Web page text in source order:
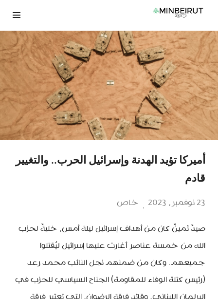
انتقل
المحتوى
أميركا تؤيد الهدنة وإسرائيل الحرب.. والتغيير
قادم
23 نوفمبر، 2023 خاص
صيدٌ ثمينٌ كان من أهداف إسرائيل ليلة أمس، خليةٌ لحزب
الله من خمسة عناصر أغارت عليها إسرائيل ليُقتلوا
جميعهم. وكان من ضمنهم نجل النائب محمد رعد
(رئيس كتلة الوفاء للمقاومة) الجناح السياسي للحزب في
البرلمان اللبناني، وقائد فرقة الرضوان، التي تعتبر فرقة